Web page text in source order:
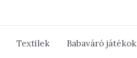
Textilek Babaváró játékok